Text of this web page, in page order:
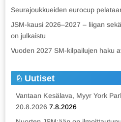
Seurajoukkueiden eurocup
JSM-kausi 2026–2027 – liigan
on julkaistu
Vuoden 2027 SM-kilpailujen haku
Uutiset
Vantaan Kesälava, Myyr York
20.8.2026 7.8.2026